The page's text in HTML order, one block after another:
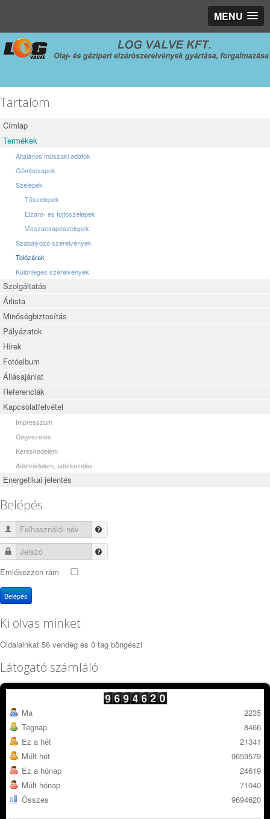
MENU
Tartalom
Címlap
Termékek
Általános műszaki adatok
Gömbcsapok
Szelepek
Tűszelepek
Elzáró- és fojtószelepek
Visszacsapószelepek
Szabályozó szerelvények
Tolózárak
Különleges szerelvények
Szolgáltatás
Árlista
Minőségbiztosítás
Pályázatok
Hírek
Fotóalbum
Állásajánlat
Referenciák
Kapcsolatfelvétel
Impresszum
Cégvezetés
Kereskedelem
Adatvédelem, adatkezelés
Energetikai jelentés
Belépés
Felhasználói név
Jelszó
Emlékezzen rám
Belépés
Ki olvas minket
Oldalainkat 56 vendég és 0 tag böngészi
Látogató számláló
Ma
Tegnap
Ez a hét
Múlt hét
Ez a hónap
Múlt hónap
Összes
2235
8466
21341
9659579
24619
71040
9694620